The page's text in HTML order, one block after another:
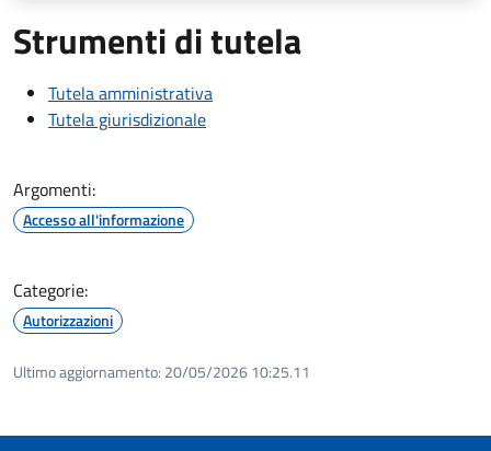
Strumenti di tutela
Tutela amministrativa
Tutela giurisdizionale
Argomenti:
Accesso all'informazione
Categorie:
Autorizzazioni
Ultimo aggiornamento: 20/05/2026 10:25.11